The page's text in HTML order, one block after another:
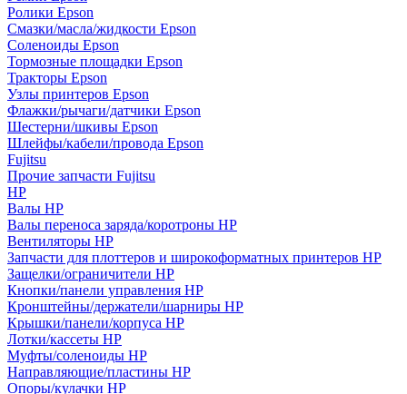
Ролики Epson
Смазки/масла/жидкости Epson
Соленоиды Epson
Тормозные площадки Epson
Тракторы Epson
Узлы принтеров Epson
Флажки/рычаги/датчики Epson
Шестерни/шкивы Epson
Шлейфы/кабели/провода Epson
Fujitsu
Прочие запчасти Fujitsu
HP
Валы HP
Валы переноса заряда/коротроны HP
Вентиляторы HP
Запчасти для плоттеров и широкоформатных принтеров HP
Защелки/ограничители HP
Кнопки/панели управления HP
Кронштейны/держатели/шарниры HP
Крышки/панели/корпуса HP
Лотки/кассеты HP
Муфты/соленоиды HP
Направляющие/пластины HP
Опоры/кулачки HP